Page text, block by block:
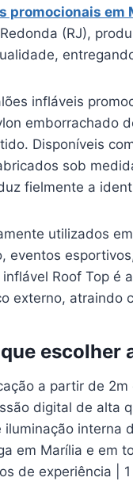
promocionais em
(RJ),
infláveis
emborrachado
Disponíveis
sob
fielmente a
utilizados
eventos
inflável Roof Top é
externo, atraindo
escolher
a partir de
digital de alta
iluminação interna
em Marília e em
de experiência |